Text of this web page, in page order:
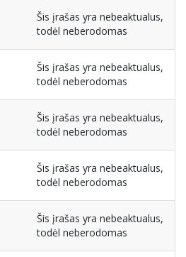
Šis įrašas yra nebeaktualus,
todėl neberodomas
Šis įrašas yra nebeaktualus,
todėl neberodomas
Šis įrašas yra nebeaktualus,
todėl neberodomas
Šis įrašas yra nebeaktualus,
todėl neberodomas
Šis įrašas yra nebeaktualus,
todėl neberodomas